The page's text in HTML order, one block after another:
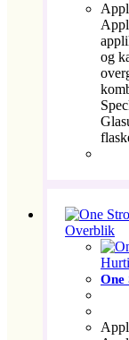
og
Overblik
One